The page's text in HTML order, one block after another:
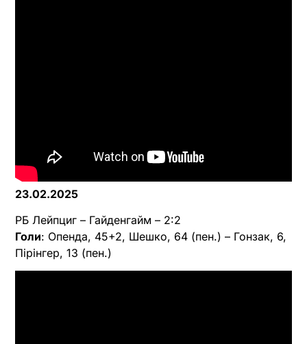
23.02.2025
РБ Лейпциг – Гайденгайм – 2:2
Голи: Опенда, 45+2, Шешко, 64 (пен.) – Гонзак, 6,
Пірінгер, 13 (пен.)